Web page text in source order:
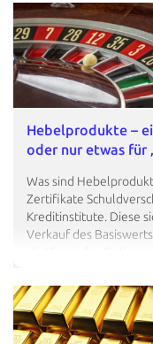
geworden. Doch sind
oder Geldmarktfonds?
Sie sonst alles zu
Wie können Sie
Anleihen überhaupt?
Ihnen
Hebelprodukte –
oder nur etwas für
Was sind
Zertifikate
Kreditinstitute. Diese
Verkauf des
ursprünglich
Hierbei handelt es
Optionsscheine", die
wird hiermit das